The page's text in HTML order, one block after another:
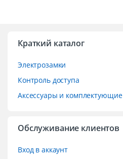
Краткий каталог
Электрозамки
Контроль доступа
Аксессуары и комплектующие
Обслуживание клиентов
Вход в аккаунт